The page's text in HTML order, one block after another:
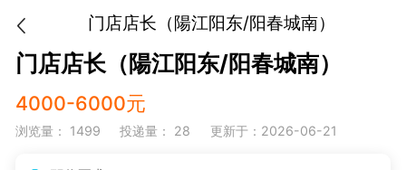
门店店长（陽江阳东/阳春城南）
门店店长（陽江阳东/阳春城南）
4000-6000元
浏览量： 1499 投递量： 28 更新于：2026-06-21